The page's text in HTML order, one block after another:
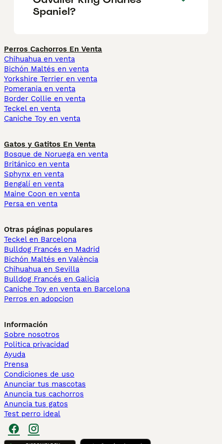
Spaniel?
Perros Cachorros En Venta
Chihuahua en venta
Bichón Maltés en venta
Yorkshire Terrier en venta
Pomerania en venta
Border Collie en venta
Teckel en venta
Caniche Toy en venta
Gatos y Gatitos En Venta
Bosque de Noruega en venta
Británico en venta
Sphynx en venta
Bengalí en venta
Maine Coon en venta
Persa en venta
Otras páginas populares
Teckel en Barcelona
Bulldog Francés en Madrid
Bichón Maltés en València
Chihuahua en Sevilla
Bulldog Francés en Galicia
Caniche Toy en venta en Barcelona
Perros en adopcion
Información
Sobre nosotros
Politica privacidad
Ayuda
Prensa
Condiciones de uso
Anunciar tus mascotas
Anuncia tus cachorros
Anuncia tus gatos
Test perro ideal